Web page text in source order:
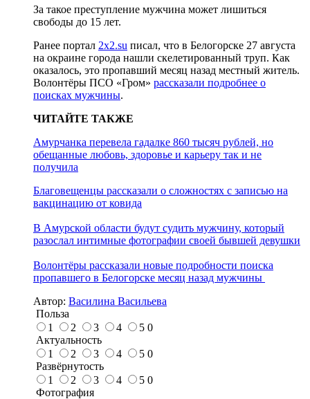
За такое преступление мужчина может лишиться
свободы до 15 лет.
Ранее портал 2х2.su писал, что в Белогорске 27 августа
на окраине города нашли скелетированный труп. Как
оказалось, это пропавший месяц назад местный житель.
Волонтёры ПСО «Гром» рассказали подробнее о
поисках мужчины.
ЧИТАЙТЕ ТАКЖЕ
Амурчанка перевела гадалке 860 тысяч рублей, но
обещанные любовь, здоровье и карьеру так и не
получила
Благовещенцы рассказали о сложностях с записью на
вакцинацию от ковида
В Амурской области будут судить мужчину, который
разослал интимные фотографии своей бывшей девушки
Волонтёры рассказали новые подробности поиска
пропавшего в Белогорске месяц назад мужчины
Автор: Василина Васильева
Польза
1
2 3 4 5 0
Актуальность
1
2 3 4 5 0
Развёрнутость
1
2 3 4 5 0
Фотография